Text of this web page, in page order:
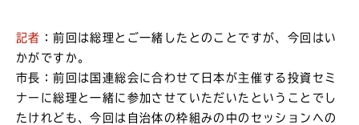
記者 ：前回は総理とご一緒したとのことですが、今回はい
かがですか。
市長：前回は国連総会に合わせて日本が主催する投資セミ
ナーに総理と一緒に参加させていただいたということでし
たけれども、今回は自治体の枠組みの中のセッションへの